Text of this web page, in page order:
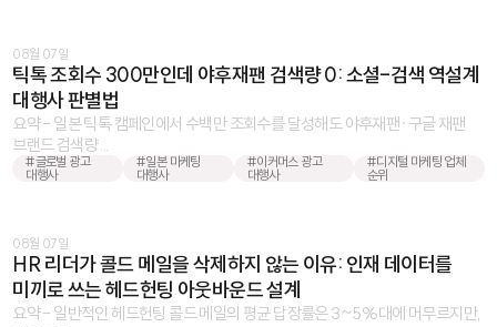
08월 07일
틱톡 조회수 300만인데 야후재팬 검색량 0: 소셜-검색 역설계
대행사 판별법
요약 - 일본 틱톡 캠페인에서 수백만 조회수를 달성해도 야후재팬·구글 재팬
브랜드 검색량 ...
#글로벌 광고
대행사
#일본 마케팅
대행사
#이커머스 광고
대행사
#디지털 마케팅 업체
순위
08월 07일
HR 리더가 콜드 메일을 삭제하지 않는 이유: 인재 데이터를
미끼로 쓰는 헤드헌팅 아웃바운드 설계
요약 - 일반적인 헤드헌팅 콜드 메일의 평균 답장률은 3~5%대에 머무르지만,